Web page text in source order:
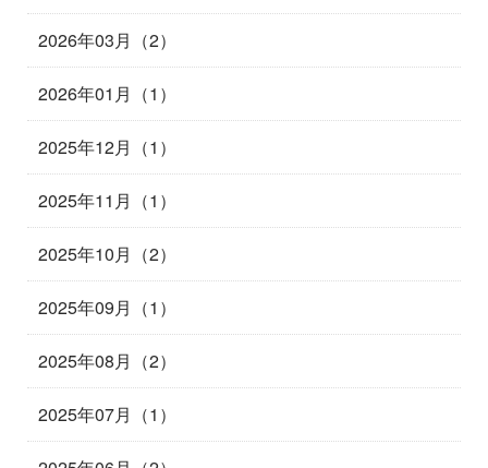
2026年03月（2）
2026年01月（1）
2025年12月（1）
2025年11月（1）
2025年10月（2）
2025年09月（1）
2025年08月（2）
2025年07月（1）